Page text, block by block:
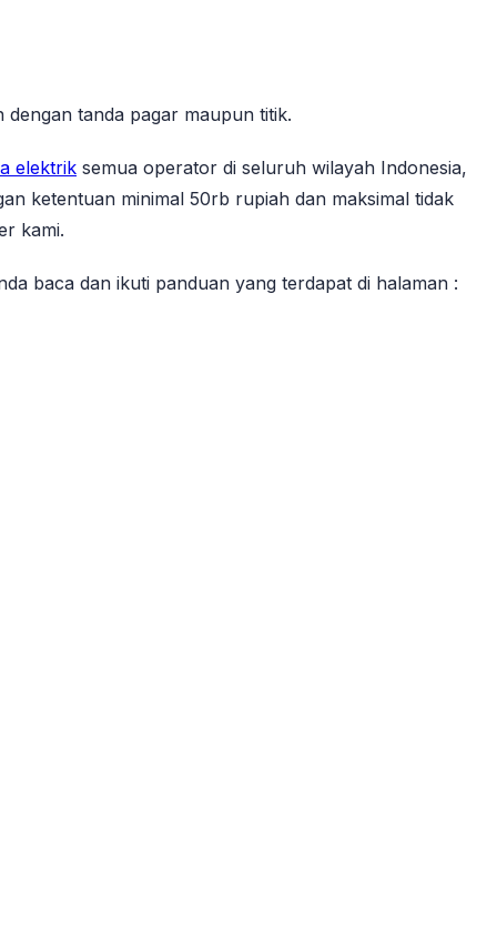
dengan tanda pagar maupun titik.
elektrik semua operator di seluruh wilayah Indonesia,
ketentuan minimal 50rb rupiah dan maksimal tidak
kami.
baca dan ikuti panduan yang terdapat di halaman :